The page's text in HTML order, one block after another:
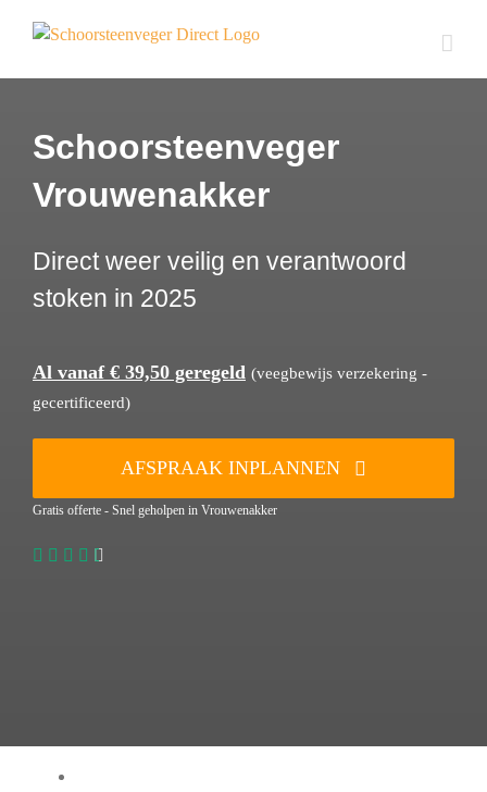
Schoorsteenveger
Vrouwenakker
Direct weer veilig en verantwoord
stoken in 2025
Al vanaf € 39,50 geregeld (veegbewijs verzekering -
gecertificeerd)
AFSPRAAK INPLANNEN
Gratis offerte - Snel geholpen in Vrouwenakker